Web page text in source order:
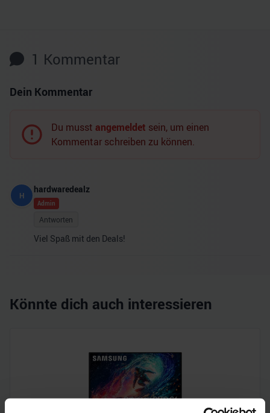
1 Kommentar
Dein Kommentar
Du musst angemeldet sein, um einen
Kommentar schreiben zu können.
H
hardwaredealz
Admin
Antworten
Viel Spaß mit den Deals!
Könnte dich auch interessieren